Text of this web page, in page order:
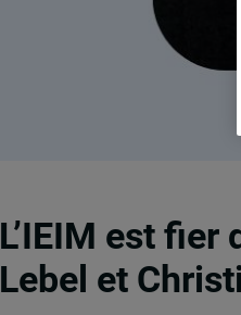
L’IEIM est
Lebel et